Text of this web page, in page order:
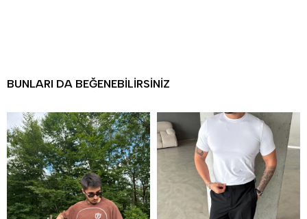
BUNLARI DA BEĞENEBILIRSINIZ